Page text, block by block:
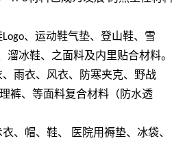
Logo、运动鞋气垫、登山鞋、雪
溜冰鞋、之面料及内里贴合材料。
、雨衣、风衣、防寒夹克、野战
裤、等面料复合材料（防水透
、帽、鞋、 医院用褥垫、冰袋、